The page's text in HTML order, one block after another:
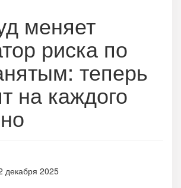
меняет
риска по
теперь
на каждого
декабря 2025